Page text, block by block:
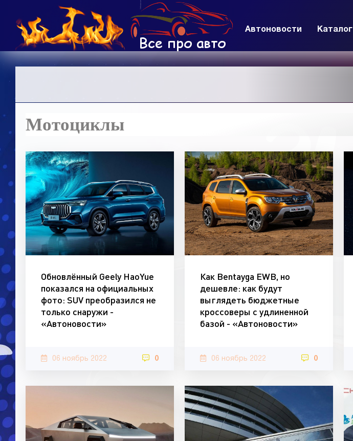
Автоновости
Мотоциклы
Обновлённый Geely HaoYue
показался на официальных
фото: SUV преобразился не
только снаружи -
«Автоновости»
06 ноябрь 2022 0
Как Bentayga EWB, но
дешевле: как будут
выглядеть бюджетные
кроссоверы с удлиненной
базой - «Автоновости»
06 ноябрь 2022 0